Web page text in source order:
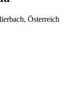
Österreich